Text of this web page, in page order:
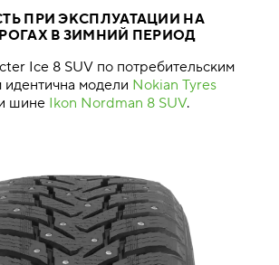
ПРИ ЭКСПЛУАТАЦИИ НА
В ЗИМНИЙ ПЕРИОД
Ice 8 SUV по потребительским
идентична модели Nokian Tyres
шине Ikon Nordman 8 SUV.